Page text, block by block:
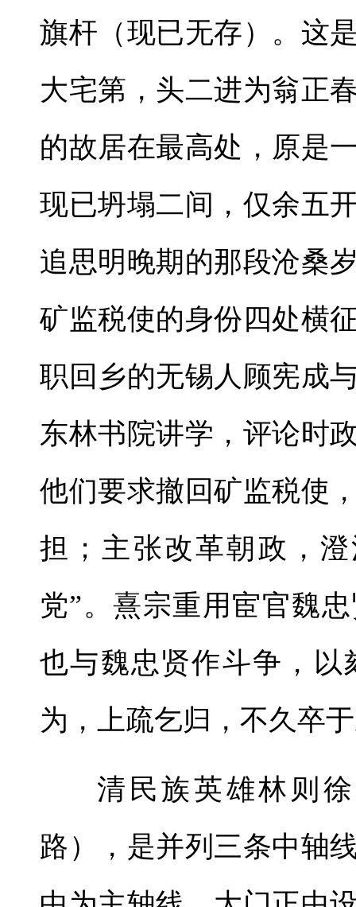
旗杆（现已无存）。这
大宅第，头二进为翁正
的故居在最高处，原是
现已坍塌二间，仅余五
追思明晚期的那段沧桑
矿监税使的身份四处横
职回乡的无锡人顾宪成
东林书院讲学，评论时
他们要求撤回矿监税使
担；主张改革朝政，
党”。熹宗重用宦官魏
也与魏忠贤作斗争，
为，上疏乞归，不久卒
清民族英雄林则
路），是并列三条中轴